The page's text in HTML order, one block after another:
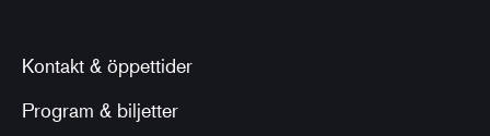
Kontakt & öppettider
Program & biljetter